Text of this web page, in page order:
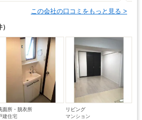
この会社の口コミをもっと見る >
面所・脱衣所
建住宅
リビング
マンション